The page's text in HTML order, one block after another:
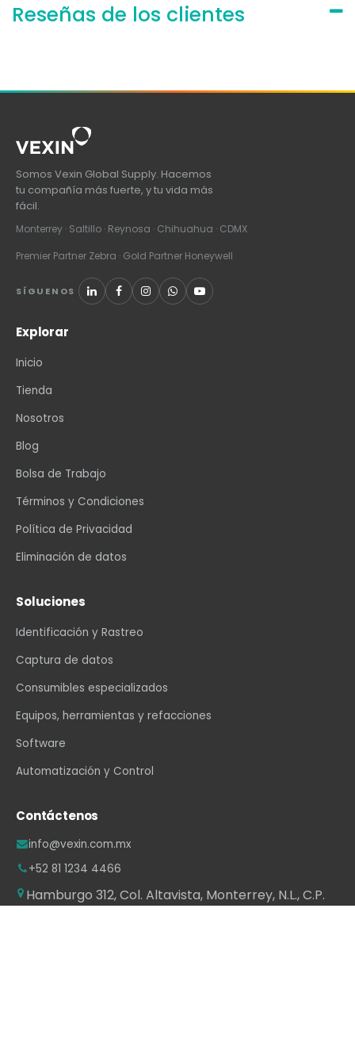
Reseñas de los clientes
Somos Vexin Global Supply. Hacemos
tu compañía más fuerte, y tu vida más
fácil.
Monterrey · Saltillo · Reynosa · Chihuahua · CDMX
Premier Partner Zebra · Gold Partner Honeywell
SÍGUENOS
Explorar
Inicio
Tienda
Nosotros
Blog
Bolsa de Trabajo
Términos y Condiciones
Política de Privacidad
Eliminación de datos
Soluciones
Identificación y Rastreo
Captura de datos
Consumibles especializados
Equipos, herramientas y refacciones
Software
Automatización y Control
Contáctenos
info@vexin.com.mx
+52 81 1234 4466
Hamburgo 312, Col. Altavista, Monterrey, N.L., C.P.